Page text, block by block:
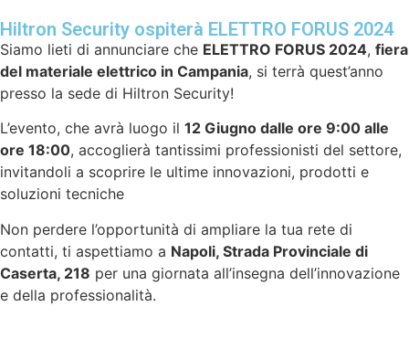
Hiltron Security ospiterà ELETTRO FORUS 2024
Siamo lieti di annunciare che ELETTRO FORUS 2024, fiera
del materiale elettrico in Campania, si terrà quest’anno
presso la sede di Hiltron Security!
L’evento, che avrà luogo il 12 Giugno dalle ore 9:00 alle
ore 18:00, accoglierà tantissimi professionisti del settore,
invitandoli a scoprire le ultime innovazioni, prodotti e
soluzioni tecniche
Non perdere l’opportunità di ampliare la tua rete di
contatti, ti aspettiamo a Napoli, Strada Provinciale di
Caserta, 218 per una giornata all’insegna dell’innovazione
e della professionalità.